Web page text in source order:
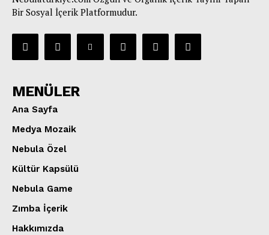
Bir Sosyal İçerik Platformudur.
MENÜLER
Ana Sayfa
Medya Mozaik
Nebula Özel
Kültür Kapsülü
Nebula Game
Zımba İçerik
Hakkımızda